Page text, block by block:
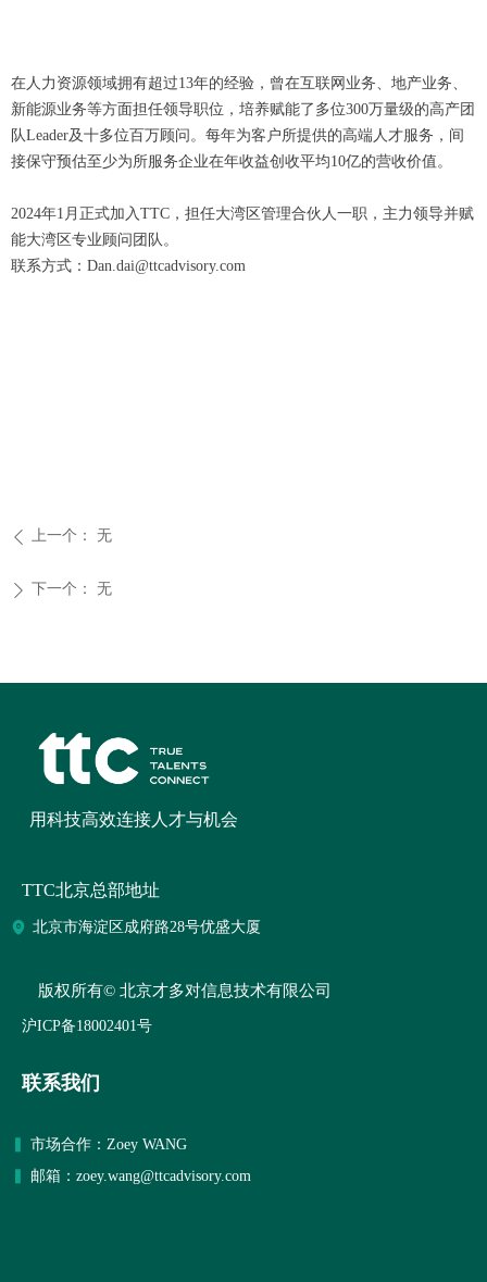
ꄴ 上一个： 无
ꄲ 下一个： 无
在人力资源领域拥有超过13年的经验，曾在互联网业务、地产业务、
新能源业务等方面担任领导职位，培养赋能了多位300万量级的高产团
队Leader及十多位百万顾问。每年为客户所提供的高端人才服务，间
接保守预估至少为所服务企业在年收益创收平均10亿的营收价值。
2024年1月正式加入TTC，担任大湾区管理合伙人一职，主力领导并赋
能大湾区专业顾问团队。
联系方式：Dan.dai@ttcadvisory.com
用科技高效连接人才与机会
TTC北京总部地址
北京市海淀区成府路28号优盛大厦
版权所有© 北京才多对信息技术有限公司
沪ICP备18002401号
联系我们
市场合作： Zoey WANG
邮箱：zoey.wang@ttcadvisory.com